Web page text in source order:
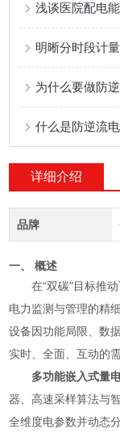
浅谈医院配电
为什么要做防
详细介绍
品牌
一、 概述
在“双碳"目标推
电力监测与管理的精
设备因功能局限、数
实时、全面、互动的需
多功能嵌入式量
器、高速采样算法与
全维度电参数并动态